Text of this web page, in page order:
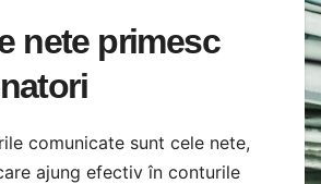
nete primesc
comunicate sunt cele nete,
ajung efectiv în conturile